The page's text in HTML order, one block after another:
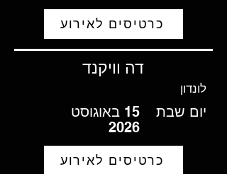
כרטיסים לאירוע
דה וויקנד
לונדון
15 באוגוסט
2026
יום שבת
כרטיסים לאירוע